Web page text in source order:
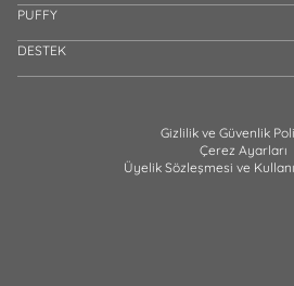
PUFFY
DESTEK
Gizlilik ve Güvenlik
Çerez Ayarları
Üyelik Sözleşmesi ve